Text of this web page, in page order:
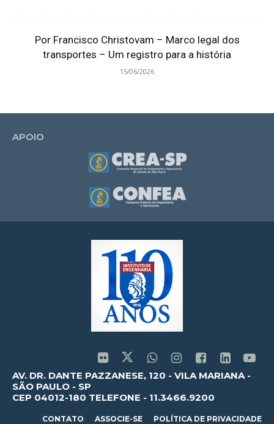
Por Francisco Christovam – Marco legal dos
transportes – Um registro para a história
15/06/2026
APOIO
AV. DR. DANTE PAZZANESE, 120 - VILA MARIANA -
SÃO PAULO - SP
CEP 04012-180 TELEFONE - 11.3466.9200
CONTATO ASSOCIE-SE POLÍTICA DE PRIVACIDADE